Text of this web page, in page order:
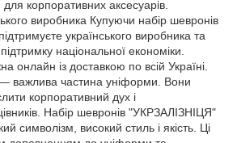
корпоративних аксесуарів.
виробника Купуючи набір шевронів
українського виробника та
національної економіки.
онлайн із доставкою по всій Україні.
важлива частина уніформи. Вони
корпоративний дух і
Набір шевронів "УКРЗАЛІЗНІЦЯ"
символізм, високий стиль і якість. Ці